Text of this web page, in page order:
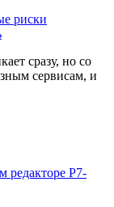
риски
сразу, но со
сервисам, и
редакторе Р7-